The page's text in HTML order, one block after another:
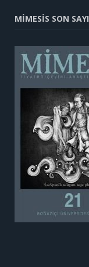
MİMESİS SON SAYI